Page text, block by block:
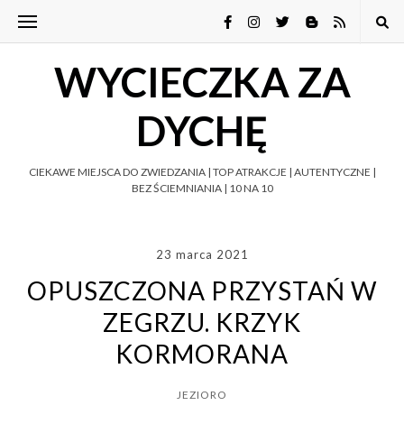
WYCIECZKA ZA
DYCHĘ
CIEKAWE MIEJSCA DO ZWIEDZANIA | TOP ATRAKCJE | AUTENTYCZNE |
BEZ ŚCIEMNIANIA | 10 NA 10
23 marca 2021
OPUSZCZONA PRZYSTAŃ W
ZEGRZU. KRZYK
KORMORANA
JEZIORO